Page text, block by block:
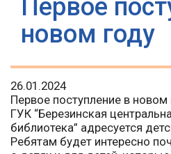
Первое
новом году
26.01.2024
Первое поступление в
ГУК “Березинская
библиотека” адресуется
Ребятам будет интересно